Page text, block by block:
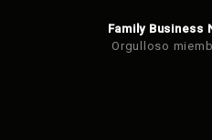
Family Business
Orgulloso